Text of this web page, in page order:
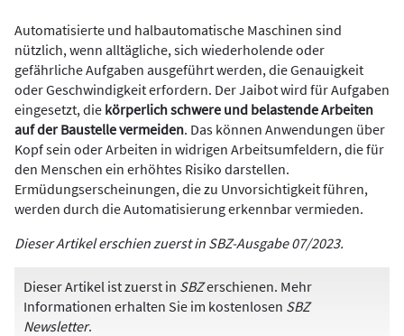
Automatisierte und halbautomatische Maschinen sind
nützlich, wenn alltägliche, sich wiederholende oder
gefährliche Aufgaben ausgeführt werden, die Genauigkeit
oder Geschwindigkeit erfordern. Der Jaibot wird für Aufgaben
eingesetzt, die körperlich schwere und belastende Arbeiten
auf der Baustelle vermeiden. Das können Anwendungen über
Kopf sein oder Arbeiten in widrigen Arbeitsumfeldern, die für
den Menschen ein erhöhtes Risiko darstellen.
Ermüdungserscheinungen, die zu Unvorsichtigkeit führen,
werden durch die Automatisierung erkennbar vermieden.
Dieser Artikel erschien zuerst in SBZ-Ausgabe 07/2023.
Dieser Artikel ist zuerst in SBZerschienen. Mehr
Informationen erhalten Sie im kostenlosen SBZ
Newsletter.